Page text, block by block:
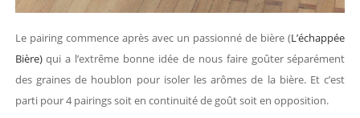
Le pairing commence après avec un passionné de bière (L’échappée
Bière)qui a l’extrême bonne idée de nous faire goûter séparément
des graines de houblon pour isoler les arômes de la bière. Et c’est
parti pour 4 pairings soit en continuité de goût soit en opposition.